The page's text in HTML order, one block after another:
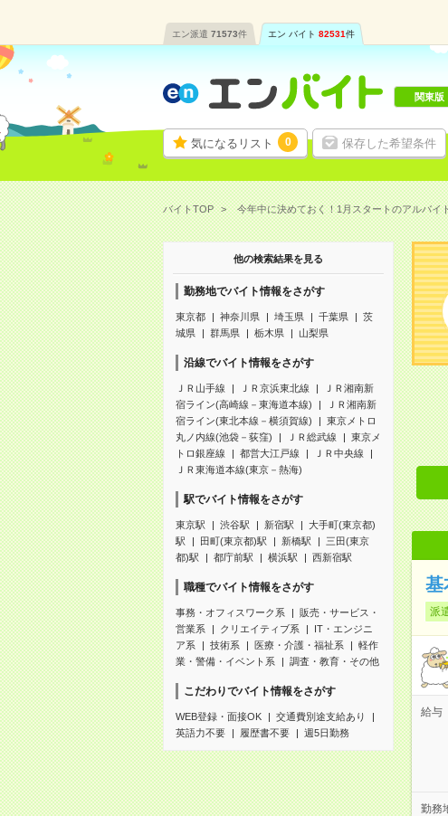
エン派遣 71573件 エン バイト 82531件
気になるリスト 0 保存した希望条件
関東版
バイトTOP 今年中に決めておく！1月スタートのアルバイ
他の検索結果を見る
勤務地でバイト情報をさがす
東京都 神奈川県 埼玉県 千葉県
茨
城県
群馬県 栃木県 山梨県
沿線でバイト情報をさがす
ＪＲ山手線 ＪＲ京浜東北線
ＪＲ湘南新
宿ライン(高崎線－東海道本線)
ＪＲ湘南新
宿ライン(東北本線－横須賀線)
東京メトロ
丸ノ内線(池袋－荻窪)
ＪＲ総武線
東京メ
トロ銀座線
都営大江戸線
ＪＲ中央線
ＪＲ東海道本線(東京－熱海)
駅でバイト情報をさがす
東京駅 渋谷駅 新宿駅
大手町(東京都)
駅
田町(東京都)駅 新橋駅
三田(東京
都)駅
都庁前駅 横浜駅 西新宿駅
職種でバイト情報をさがす
事務・オフィスワーク系
販売・サービス・
営業系
クリエイティブ系
IT・エンジニ
ア系
技術系 医療・介護・福祉系
軽作
業・警備・イベント系
調査・教育・その他
こだわりでバイト情報をさがす
WEB登録・面接OK
交通費別途支給あり
英語力不要
履歴書不要 週5日勤務
基
派
給与
勤務